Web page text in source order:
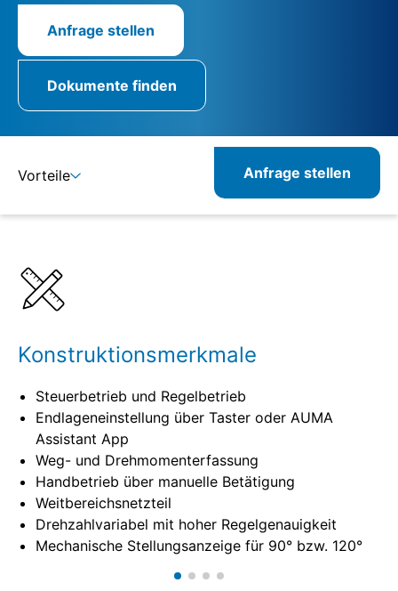
Anfrage stellen
Dokumente finden
Vorteile
Kombinierbare Produkte
Anfrage stellen
Konstruktionsmerkmale
Steuerbetrieb und Regelbetrieb
Endlageneinstellung über Taster oder AUMA
Assistant App
Weg- und Drehmomenterfassung
Handbetrieb über manuelle Betätigung
Weitbereichsnetzteil
Drehzahlvariabel mit hoher Regelgenauigkeit
Mechanische Stellungsanzeige für 90° bzw. 120°